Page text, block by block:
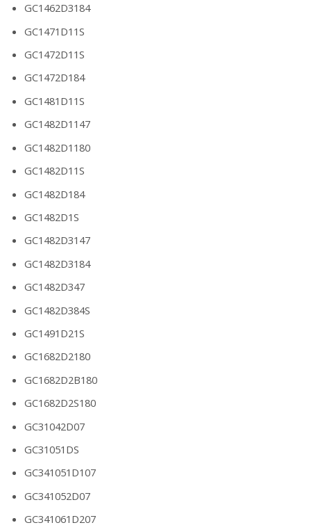
GC1462D3184
GC1471D11S
GC1472D11S
GC1472D184
GC1481D11S
GC1482D1147
GC1482D1180
GC1482D11S
GC1482D184
GC1482D1S
GC1482D3147
GC1482D3184
GC1482D347
GC1482D384S
GC1491D21S
GC1682D2180
GC1682D2B180
GC1682D2S180
GC31042D07
GC31051DS
GC341051D107
GC341052D07
GC341061D207